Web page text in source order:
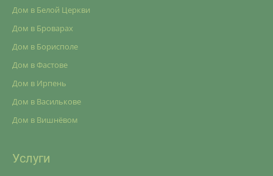
Дом в Белой Церкви
Дом в Броварах
Дом в Борисполе
Дом в Фастове
Дом в Ирпень
Дом в Василькове
Дом в Вишнёвом
Услуги